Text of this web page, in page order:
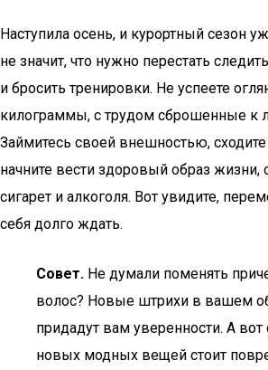
Наступила осень, и курортный сезон
не значит, что нужно перестать
и бросить тренировки. Не успеете
килограммы, с трудом сброшенные к
Займитесь своей внешностью,
начните вести здоровый образ жизни,
сигарет и алкоголя. Вот увидите,
себя долго ждать.
Совет. Не думали поменять
волос? Новые штрихи в вашем
придадут вам уверенности. А вот
новых модных вещей стоит